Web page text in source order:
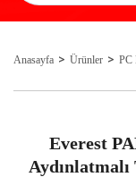
Anasayfa Ürünler PC
Everest